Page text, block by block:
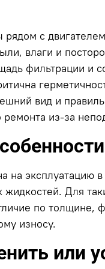
рядом с
влаги и
фильтрации и
вид и
ремонта из-за
на
Для
по толщине,
износу.
или